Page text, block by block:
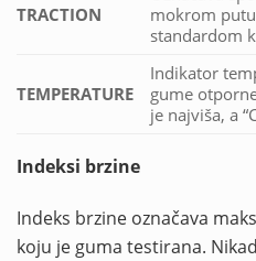
TRACTION
mokrom
standardom
TEMPERATURE
Indikator
gume
je najviša, a
Indeksi brzine
Indeks brzine označava
koju je guma testirana.